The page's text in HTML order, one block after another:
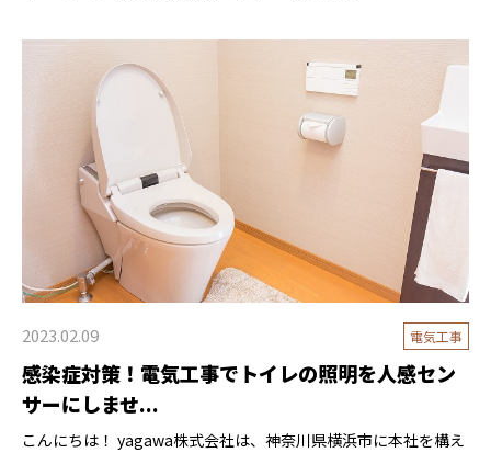
2023.02.09 電気工事
感染症対策！電気工事でトイレの照明を人感セン
サーにしませ...
こんにちは！ yagawa株式会社は、神奈川県横浜市に本社を構え